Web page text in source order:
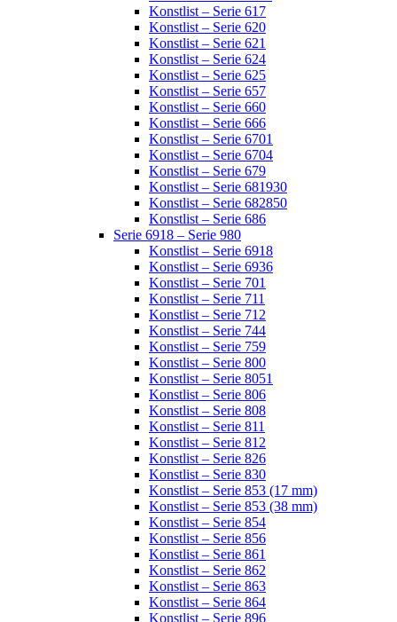
Konstlist – Serie 617
Konstlist – Serie 620
Konstlist – Serie 621
Konstlist – Serie 624
Konstlist – Serie 625
Konstlist – Serie 657
Konstlist – Serie 660
Konstlist – Serie 666
Konstlist – Serie 6701
Konstlist – Serie 6704
Konstlist – Serie 679
Konstlist – Serie 681930
Konstlist – Serie 682850
Konstlist – Serie 686
Serie 6918 – Serie 980
Konstlist – Serie 6918
Konstlist – Serie 6936
Konstlist – Serie 701
Konstlist – Serie 711
Konstlist – Serie 712
Konstlist – Serie 744
Konstlist – Serie 759
Konstlist – Serie 800
Konstlist – Serie 8051
Konstlist – Serie 806
Konstlist – Serie 808
Konstlist – Serie 811
Konstlist – Serie 812
Konstlist – Serie 826
Konstlist – Serie 830
Konstlist – Serie 853 (17 mm)
Konstlist – Serie 853 (38 mm)
Konstlist – Serie 854
Konstlist – Serie 856
Konstlist – Serie 861
Konstlist – Serie 862
Konstlist – Serie 863
Konstlist – Serie 864
Konstlist – Serie 896